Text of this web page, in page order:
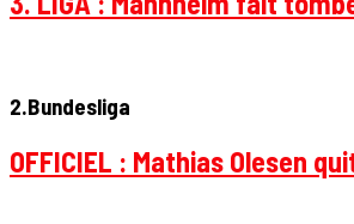
2.Bundesliga
OFFICIEL : Mathias Olesen